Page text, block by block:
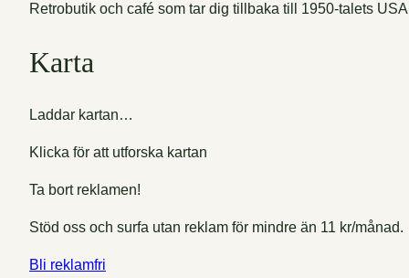
Retrobutik och café som tar dig tillbaka till 1950-talets
Karta
Laddar kartan…
Klicka för att utforska kartan
Ta bort reklamen!
Stöd oss och surfa utan reklam för mindre än 11 kr/månad.
Bli reklamfri